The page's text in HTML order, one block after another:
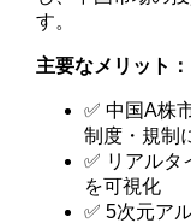
す。
主要なメリット：
✅ 中国A株
制度・規制
✅ リアルタ
を可視化
✅ 5次元ア